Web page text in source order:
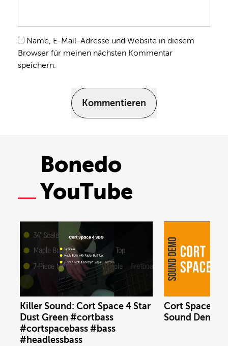
Name, E-Mail-Adresse und Website in diesem
Browser für meinen nächsten Kommentar
speichern.
Kommentieren
Bonedo
YouTube
Killer Sound: Cort Space 4 Star
Dust Green #cortbass
#cortspacebass #bass
#headlessbass
Cort Space 4
Sound Demo